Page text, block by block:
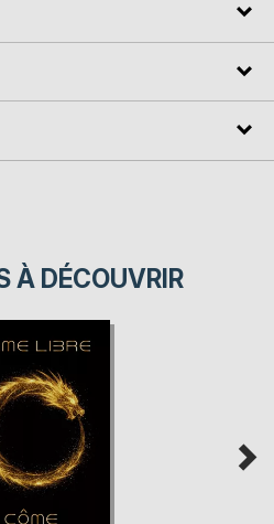
À DÉCOUVRIR